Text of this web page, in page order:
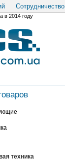
Сотрудничество
в 2014 году
техника